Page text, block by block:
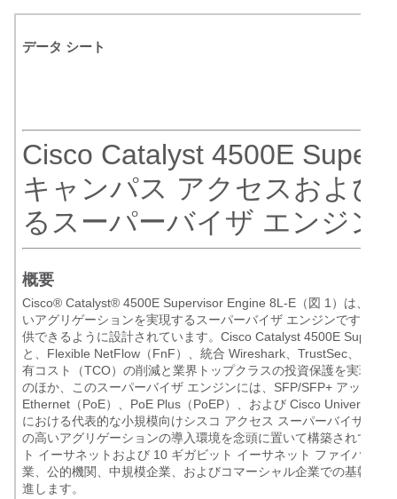
データ シート
Cisco Catalyst 4500E
キャンパス アクセスおよび
るスーパーバイザ エンジン
概要
Cisco® Catalyst® 4500E Supervisor Engine 8L-E（図 1）は、エ
いアグリゲーションを実現するスーパーバイザ エンジンです。E
供できるように設計されています。Cisco Catalyst 4500E
と、Flexible NetFlow（FnF）、統合 Wireshark、TrustSec、
有コスト（TCO）の削減と業界トップクラスの投資保護を実現す
のほか、このスーパーバイザ エンジンには、SFP/SFP+ アップ
Ethernet（PoE）、PoE Plus（PoEP）、および Cisco Universal
における代表的な小規模向けシスコ アクセス スーパーバイザ エ
の高いアグリゲーションの導入環境を念頭に置いて構築されてお
ト イーサネットおよび 10 ギガビット イーサネット ファイバの
業、公的機関、中規模企業、およびコマーシャル企業での基幹業
進します。